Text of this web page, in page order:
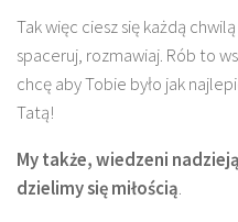
Tak więc ciesz się każdą
spaceruj, rozmawiaj. Rób to
chcę aby Tobie było jak
Tatą!
My także, wiedzeni
dzielimy się miłością.